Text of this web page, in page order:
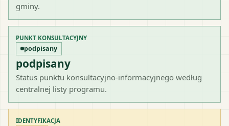
gminy.
PUNKT KONSULTACYJNY
podpisany
podpisany
Status punktu konsultacyjno-informacyjnego według
centralnej listy programu.
IDENTYFIKACJA